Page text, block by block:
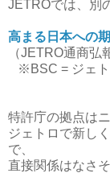
JETROでは、別
高まる日本への
（JETRO通商弘
※BSC = ジェト
特許庁の拠点は
ジェトロで新し
で、
直接関係はなさ